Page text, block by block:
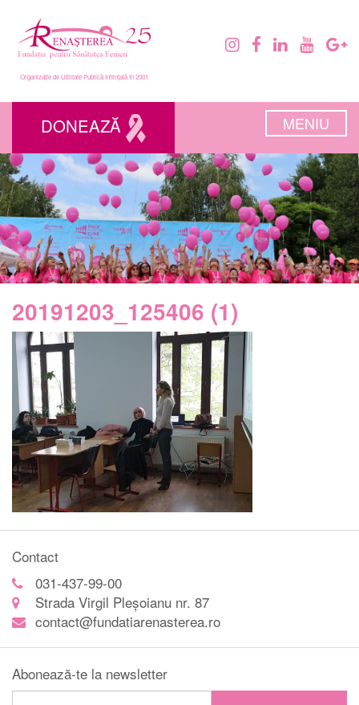
Organizație de Utilitate Publică înființată în 2001
DONEAZĂ MENIU
20191203_125406 (1)
Contact
031-437-99-00
Strada Virgil Pleșoianu nr. 87
contact@fundatiarenasterea.ro
Abonează-te la newsletter